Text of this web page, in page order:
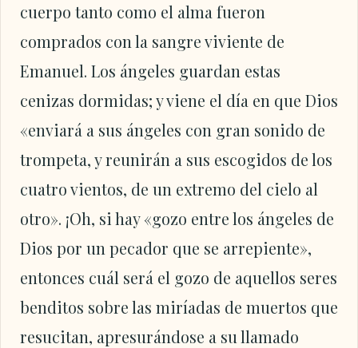
cuerpo tanto como el alma fueron
comprados con la sangre viviente de
Emanuel. Los ángeles guardan estas
cenizas dormidas; y viene el día en que Dios
«enviará a sus ángeles con gran sonido de
trompeta, y reunirán a sus escogidos de los
cuatro vientos, de un extremo del cielo al
otro». ¡Oh, si hay «gozo entre los ángeles de
Dios por un pecador que se arrepiente»,
entonces cuál será el gozo de aquellos seres
benditos sobre las miríadas de muertos que
resucitan, apresurándose a su llamado